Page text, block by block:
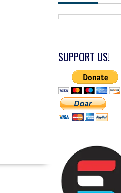
SUPPORT US!